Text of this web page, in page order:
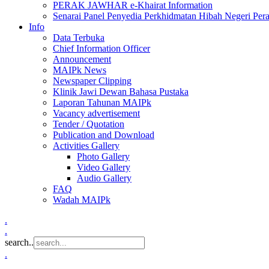
PERAK JAWHAR e-Khairat Information
Senarai Panel Penyedia Perkhidmatan Hibah Negeri
Info
Data Terbuka
Chief Information Officer
Announcement
MAIPk News
Newspaper Clipping
Klinik Jawi Dewan Bahasa Pustaka
Laporan Tahunan MAIPk
Vacancy advertisement
Tender / Quotation
Publication and Download
Activities Gallery
Photo Gallery
Video Gallery
Audio Gallery
FAQ
Wadah MAIPk
.
.
search..
.